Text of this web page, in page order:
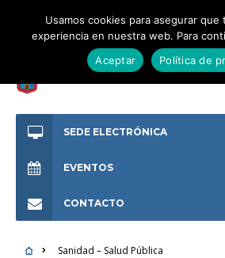
SEDE ELECTRÓNICA
EVENTOS
CONTACTO
Sanidad – Salud Pública
Usamos cookies para asegurar que
experiencia en nuestra web. Para
Aceptar
Política de